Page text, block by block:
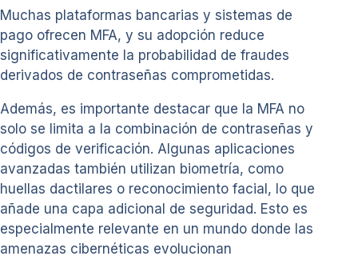
Muchas plataformas bancarias y sistemas de
pago ofrecen MFA, y su adopción reduce
significativamente la probabilidad de fraudes
derivados de contraseñas comprometidas.
Además, es importante destacar que la MFA no
solo se limita a la combinación de contraseñas y
códigos de verificación. Algunas aplicaciones
avanzadas también utilizan biometría, como
huellas dactilares o reconocimiento facial, lo que
añade una capa adicional de seguridad. Esto es
especialmente relevante en un mundo donde las
amenazas cibernéticas evolucionan